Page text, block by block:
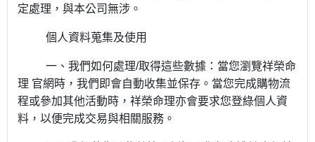
定處理，與本公司無涉。
個人資料蒐集及使用
一、我們如何處理/取得這些數據：當您瀏覽祥榮命
理 官網時，我們即會自動收集並保存。當您完成購物流
程或參加其他活動時，祥榮命理亦會要求您登綠個人資
料，以便完成交易與相關服務。